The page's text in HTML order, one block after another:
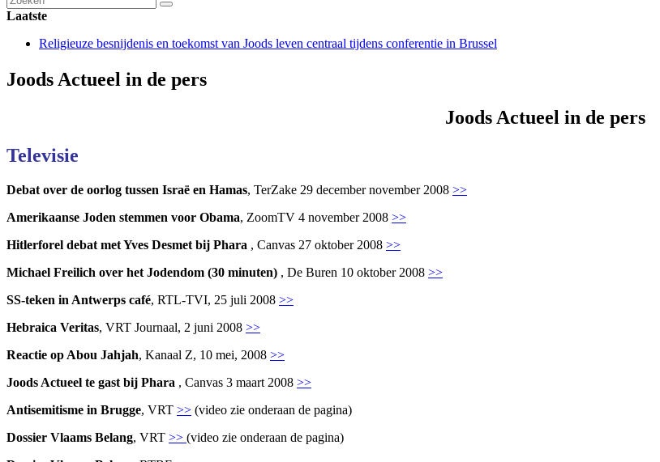
Laatste
Religieuze besnijdenis en toekomst van Joods leven centraal tijdens conferentie in Brussel
CITYTRIP | ROEMENIË – Boekarest: de verrassing van Oost-Europa
“Vandaag zit elke Jood in België op de beklaagdenbank”
Joods Actueel in de pers
Joods Actueel in de pers
Televisie
Debat over de oorlog tussen Israë en Hamas, TerZake 29 december november 2008 >>
Amerikaanse Joden stemmen voor Obama, ZoomTV 4 november 2008 >>
Hitlerforel debat met Yves Desmet bij Phara , Canvas 27 oktober 2008 >>
Michael Freilich over het Jodendom (30 minuten) , De Buren 10 oktober 2008 >>
SS-teken in Antwerps café, RTL-TVI, 25 juli 2008 >>
Hebraica Veritas, VRT Journaal, 2 juni 2008 >>
Reactie op Abou Jahjah, Kanaal Z, 10 mei, 2008 >>
Joods Actueel te gast bij Phara , Canvas 3 maart 2008 >>
Antisemitisme in Brugge, VRT >> (video zie onderaan de pagina)
Dossier Vlaams Belang, VRT >> (video zie onderaan de pagina)